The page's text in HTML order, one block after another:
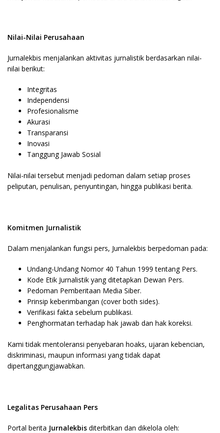
Nilai-Nilai Perusahaan
Jurnalekbis menjalankan aktivitas jurnalistik berdasarkan nilai-
nilai berikut:
Integritas
Independensi
Profesionalisme
Akurasi
Transparansi
Inovasi
Tanggung Jawab Sosial
Nilai-nilai tersebut menjadi pedoman dalam setiap proses
peliputan, penulisan, penyuntingan, hingga publikasi berita.
Komitmen Jurnalistik
Dalam menjalankan fungsi pers, Jurnalekbis berpedoman pada:
Undang-Undang Nomor 40 Tahun 1999 tentang Pers.
Kode Etik Jurnalistik yang ditetapkan Dewan Pers.
Pedoman Pemberitaan Media Siber.
Prinsip keberimbangan (cover both sides).
Verifikasi fakta sebelum publikasi.
Penghormatan terhadap hak jawab dan hak koreksi.
Kami tidak mentoleransi penyebaran hoaks, ujaran kebencian,
diskriminasi, maupun informasi yang tidak dapat
dipertanggungjawabkan.
Legalitas Perusahaan Pers
Portal berita Jurnalekbis diterbitkan dan dikelola oleh: